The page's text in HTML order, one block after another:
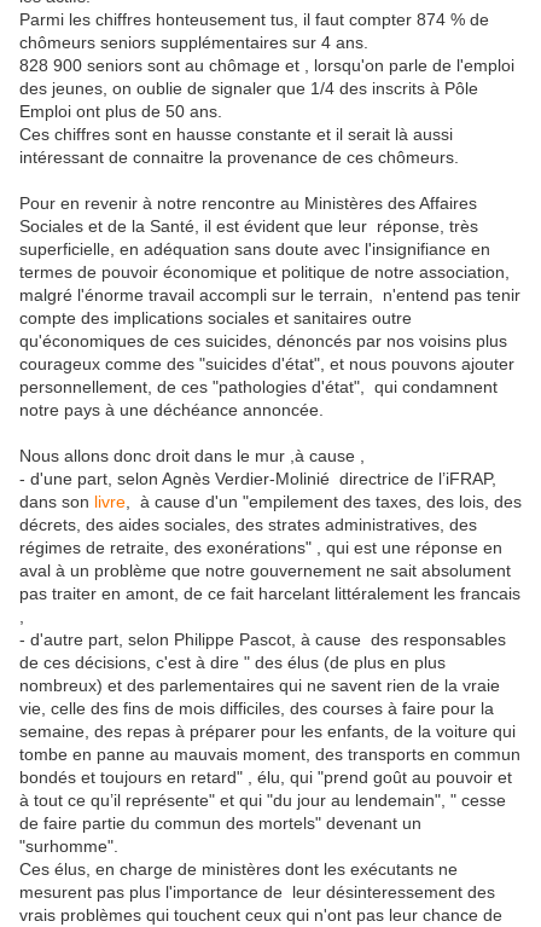
Parmi les chiffres honteusement tus, il faut compter 874 % de
chômeurs seniors supplémentaires sur 4 ans.
828 900 seniors sont au chômage et , lorsqu'on parle de l'emploi
des jeunes, on oublie de signaler que 1/4 des inscrits à Pôle
Emploi ont plus de 50 ans.
Ces chiffres sont en hausse constante et il serait là aussi
intéressant de connaitre la provenance de ces chômeurs.
Pour en revenir à notre rencontre au Ministères des Affaires
Sociales et de la Santé, il est évident que leur réponse, très
superficielle, en adéquation sans doute avec l'insignifiance en
termes de pouvoir économique et politique de notre association,
malgré l'énorme travail accompli sur le terrain, n'entend pas tenir
compte des implications sociales et sanitaires outre
qu'économiques de ces suicides, dénoncés par nos voisins plus
courageux comme des "suicides d'état", et nous pouvons ajouter
personnellement, de ces "pathologies d'état", qui condamnent
notre pays à une déchéance annoncée.
Nous allons donc droit dans le mur ,à cause ,
- d'une part, selon Agnès Verdier-Molinié directrice de l’iFRAP,
dans son livre , à cause d'un "empilement des taxes, des lois, des
décrets, des aides sociales, des strates administratives, des
régimes de retraite, des exonérations" , qui est une réponse en
aval à un problème que notre gouvernement ne sait absolument
pas traiter en amont, de ce fait harcelant littéralement les francais
- d'autre part, selon Philippe Pascot, à cause des responsables
de ces décisions, c'est à dire " des élus (de plus en plus
nombreux) et des parlementaires qui ne savent rien de la vraie
vie, celle des fins de mois difficiles, des courses à faire pour la
semaine, des repas à préparer pour les enfants, de la voiture qui
tombe en panne au mauvais moment, des transports en commun
bondés et toujours en retard" , élu, qui "prend goût au pouvoir et
à tout ce qu’il représente" et qui "du jour au lendemain", " cesse
de faire partie du commun des mortels" devenant un
"surhomme".
Ces élus, en charge de ministères dont les exécutants ne
mesurent pas plus l'importance de leur désinteressement des
vrais problèmes qui touchent ceux qui n'ont pas leur chance de